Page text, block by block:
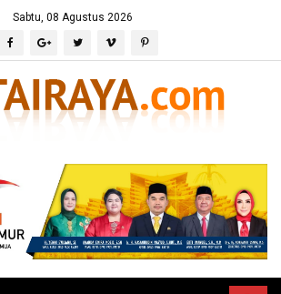
Sabtu, 08 Agustus 2026